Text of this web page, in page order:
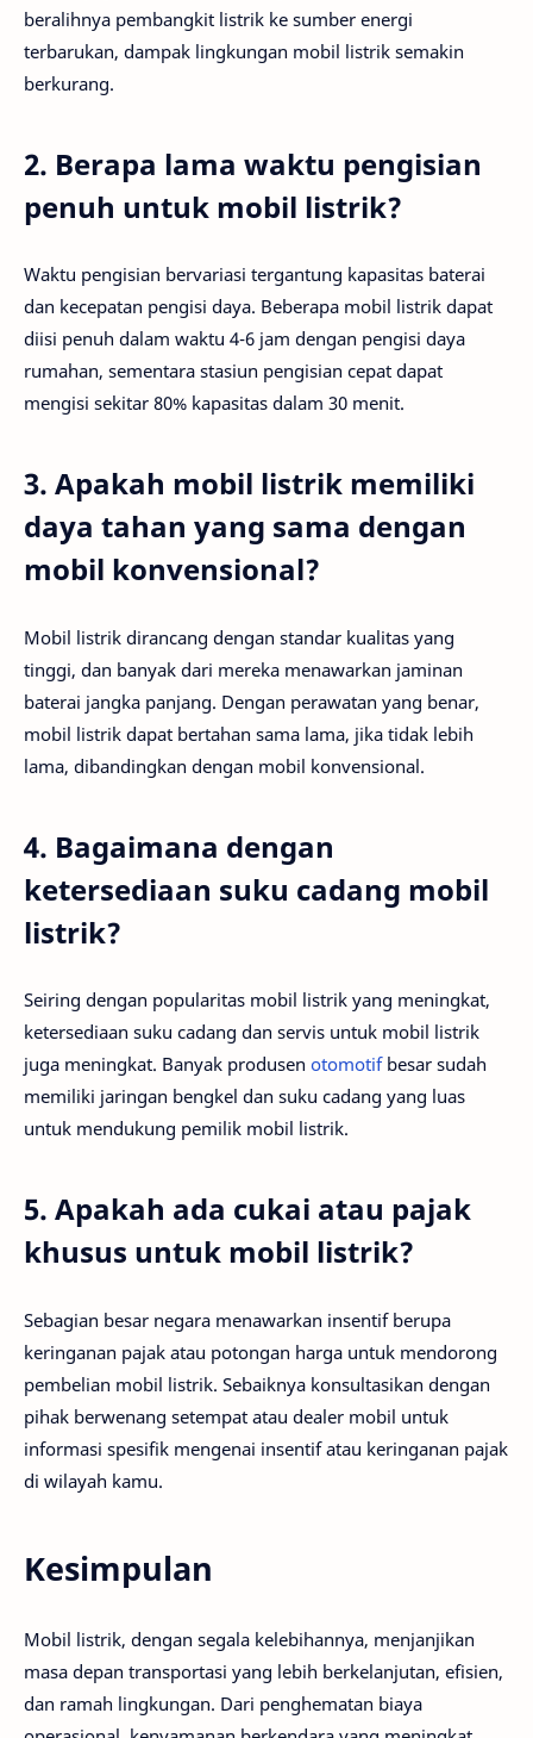
beralihnya pembangkit listrik ke sumber energi
terbarukan, dampak lingkungan mobil listrik semakin
berkurang.
2. Berapa lama waktu pengisian
penuh untuk mobil listrik?
Waktu pengisian bervariasi tergantung kapasitas baterai
dan kecepatan pengisi daya. Beberapa mobil listrik dapat
diisi penuh dalam waktu 4-6 jam dengan pengisi daya
rumahan, sementara stasiun pengisian cepat dapat
mengisi sekitar 80% kapasitas dalam 30 menit.
3. Apakah mobil listrik memiliki
daya tahan yang sama dengan
mobil konvensional?
Mobil listrik dirancang dengan standar kualitas yang
tinggi, dan banyak dari mereka menawarkan jaminan
baterai jangka panjang. Dengan perawatan yang benar,
mobil listrik dapat bertahan sama lama, jika tidak lebih
lama, dibandingkan dengan mobil konvensional.
4. Bagaimana dengan
ketersediaan suku cadang mobil
listrik?
Seiring dengan popularitas mobil listrik yang meningkat,
ketersediaan suku cadang dan servis untuk mobil listrik
juga meningkat. Banyak produsen otomotif besar sudah
memiliki jaringan bengkel dan suku cadang yang luas
untuk mendukung pemilik mobil listrik.
5. Apakah ada cukai atau pajak
khusus untuk mobil listrik?
Sebagian besar negara menawarkan insentif berupa
keringanan pajak atau potongan harga untuk mendorong
pembelian mobil listrik. Sebaiknya konsultasikan dengan
pihak berwenang setempat atau dealer mobil untuk
informasi spesifik mengenai insentif atau keringanan pajak
di wilayah kamu.
Kesimpulan
Mobil listrik, dengan segala kelebihannya, menjanjikan
masa depan transportasi yang lebih berkelanjutan, efisien,
dan ramah lingkungan. Dari penghematan biaya